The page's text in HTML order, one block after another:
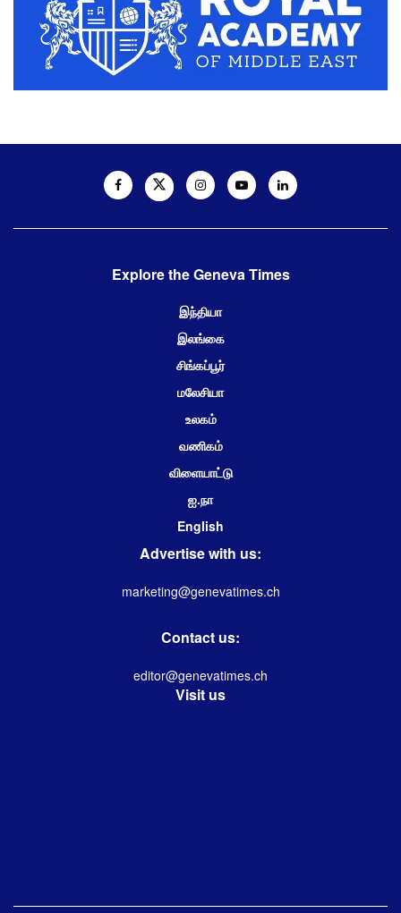
Explore the Geneva Times
இந்தியா
இலங்கை
சிங்கப்பூர்
மலேசியா
உலகம்
வணிகம்
விளையாட்டு
ஐ.நா
English
Advertise with us:
marketing@genevatimes.ch
Contact us:
editor@genevatimes.ch
Visit us